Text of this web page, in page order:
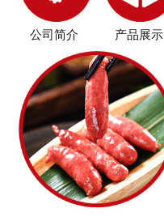
公司简介 产品展示